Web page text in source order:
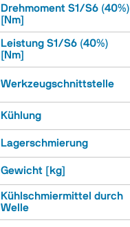
Drehmoment S1/S6 (40%)
[Nm]
Leistung S1/S6 (40%)
[Nm]
Werkzeugschnittstelle
Kühlung
Lagerschmierung
Gewicht [kg]
Kühlschmiermittel durch
Welle